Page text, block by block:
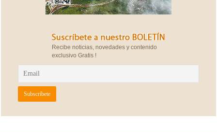
Recibe noticias, novedades y contenido
exclusivo Gratis !